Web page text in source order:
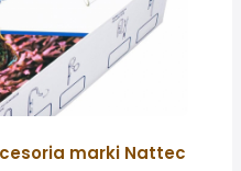
marki Nattec